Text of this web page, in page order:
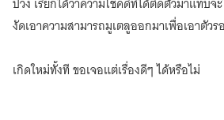
งัดเอาความสามารถมูเตลูออกมาเพื่อเอาตัวร
เกิดใหม่ทั้งที ขอเจอแต่เรื่องดีๆ ได้หรือไม่